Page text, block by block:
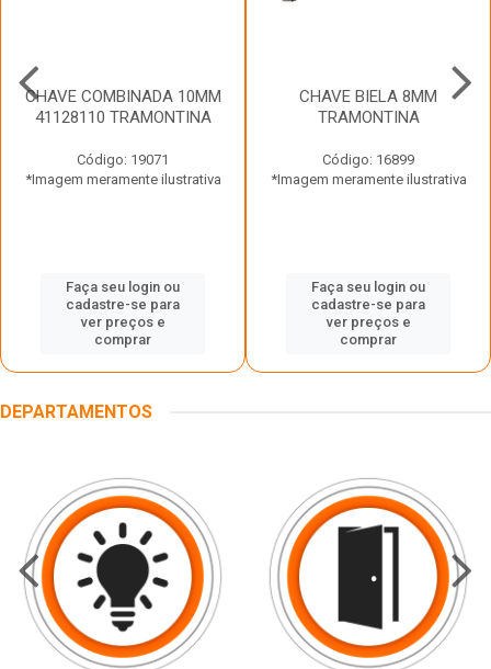
CHAVE COMBINADA 10MM
41128110 TRAMONTINA
Código: 19071
*Imagem meramente ilustrativa
Faça seu login ou
cadastre-se para
ver preços e
comprar
CHAVE BIELA 8MM
TRAMONTINA
Código: 16899
*Imagem meramente ilustrativa
Faça seu login ou
cadastre-se para
ver preços e
comprar
DEPARTAMENTOS